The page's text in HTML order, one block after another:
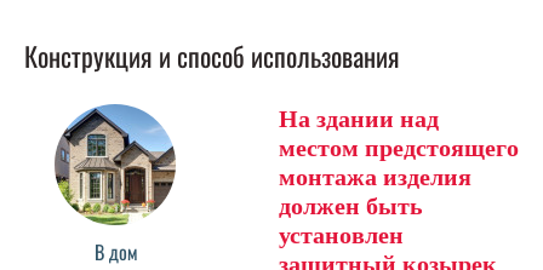
Конструкция и способ использования
В дом
На здании над
местом предстоящего
монтажа изделия
должен быть
установлен
защитный козырек